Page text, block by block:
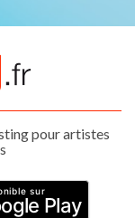
pour artistes
sur
Play